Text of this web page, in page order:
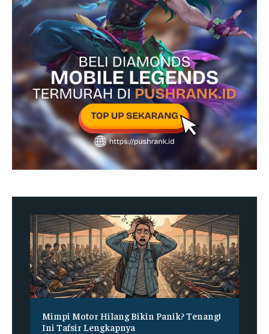
Mimpi Motor Hilang Bikin Panik? Tenang!
Ini Tafsir Lengkapnya